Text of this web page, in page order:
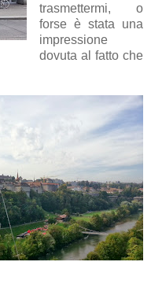
trasmettermi, o
forse è stata una
impressione
dovuta al fatto che